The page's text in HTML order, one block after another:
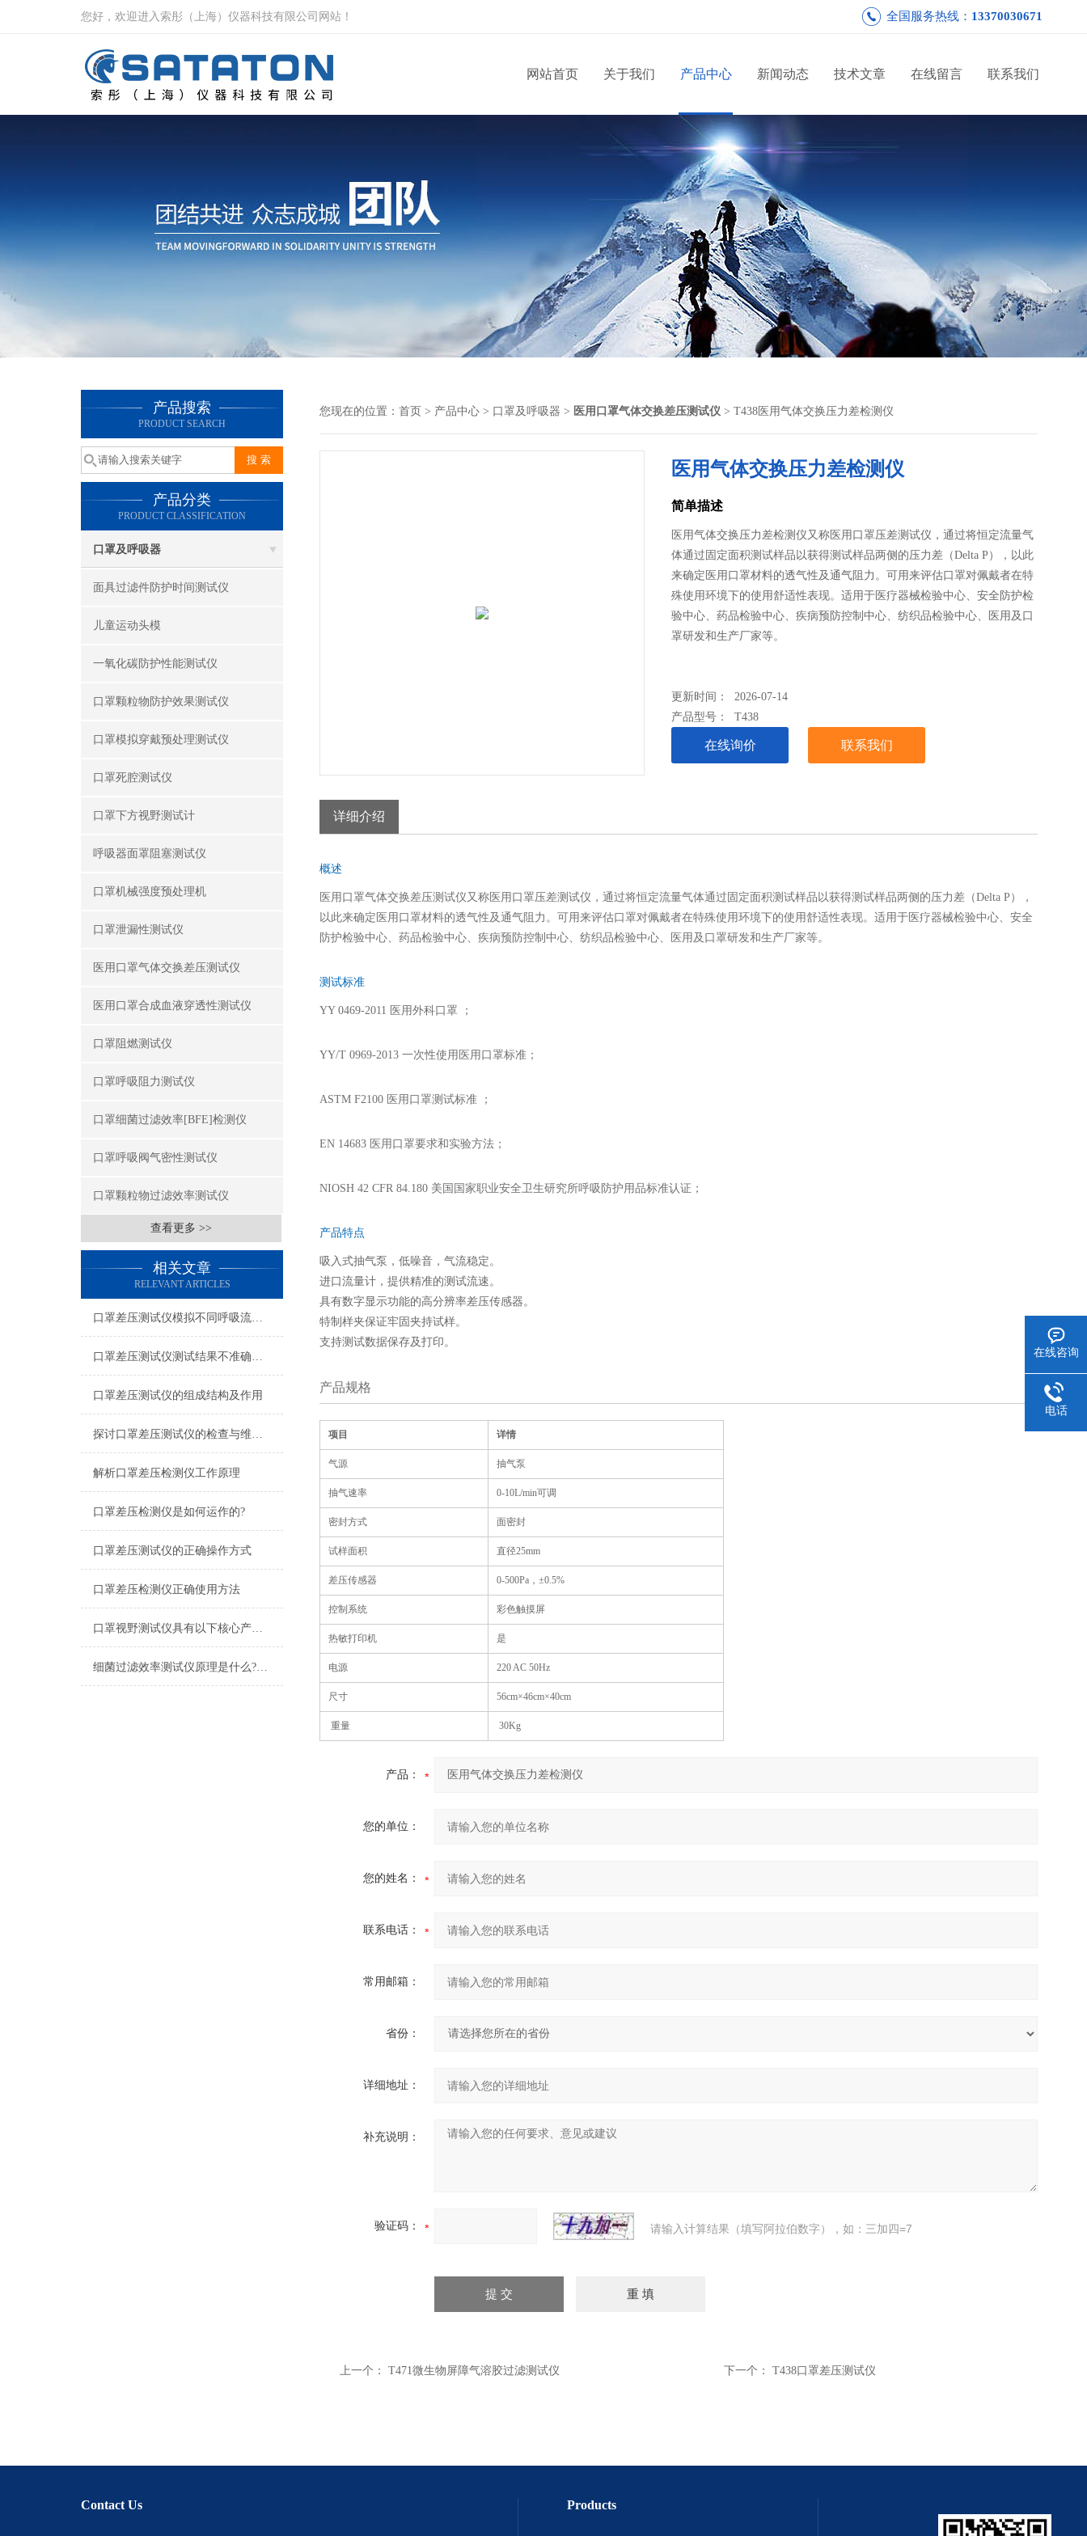
您好，欢迎进入索彤（上海）仪器科技有限公司网站！ 全国服务热线： 13370030671
网站首页 关于我们 产品中心 新闻动态 技术文章 在线留言 联系我们
产品搜索
PRODUCT SEARCH
产品分类
PRODUCT CLASSIFICATION
口罩及呼吸器
面具过滤件防护时间测试仪
儿童运动头模
一氧化碳防护性能测试仪
口罩颗粒物防护效果测试仪
口罩模拟穿戴预处理测试仪
口罩死腔测试仪
口罩下方视野测试计
呼吸器面罩阻塞测试仪
口罩机械强度预处理机
口罩泄漏性测试仪
医用口罩气体交换差压测试仪
医用口罩合成血液穿透性测试仪
口罩阻燃测试仪
口罩呼吸阻力测试仪
口罩细菌过滤效率[BFE]检测仪
口罩呼吸阀气密性测试仪
口罩颗粒物过滤效率测试仪
查看更多 >>
相关文章
RELEVANT ARTICLES
口罩差压测试仪模拟不同呼吸流量下的实际使用场景
口罩差压测试仪测试结果不准确怎么解决
口罩差压测试仪的组成结构及作用
探讨口罩差压测试仪的检查与维护工作
解析口罩差压检测仪工作原理
口罩差压检测仪是如何运作的?
口罩差压测试仪的正确操作方式
口罩差压检测仪正确使用方法
口罩视野测试仪具有以下核心产品特征
细菌过滤效率测试仪原理是什么?细菌过滤效率测试仪参数是多少
您现在的位置： 首页 > 产品中心 > 口罩及呼吸器 > 医用口罩气体交换差压测试仪 > T438医用气体交换压力差检测仪
医用气体交换压力差检测仪
简单描述
医用气体交换压力差检测仪又称医用口罩压差测试仪，通过将恒定流量气
体通过固定面积测试样品以获得测试样品两侧的压力差（Delta P），以此
来确定医用口罩材料的透气性及通气阻力。可用来评估口罩对佩戴者在特
殊使用环境下的使用舒适性表现。适用于医疗器械检验中心、安全防护检
验中心、药品检验中心、疾病预防控制中心、纺织品检验中心、医用及口
罩研发和生产厂家等。
更新时间： 2026-07-14
产品型号：T438
在线询价 联系我们
详细介绍
概述
医用口罩气体交换差压测试仪又称医用口罩压差测试仪，通过将恒定流量气体通过固定面积测试样品以获得测试样品两侧的压力差（Delta P），
以此来确定医用口罩材料的透气性及通气阻力。可用来评估口罩对佩戴者在特殊使用环境下的使用舒适性表现。适用于医疗器械检验中心、安全
防护检验中心、药品检验中心、疾病预防控制中心、纺织品检验中心、医用及口罩研发和生产厂家等。
测试标准
YY 0469-2011 医用外科口罩 ；
YY/T 0969-2013 一次性使用医用口罩标准；
ASTM F2100 医用口罩测试标准 ；
EN 14683 医用口罩要求和实验方法；
NIOSH 42 CFR 84.180 美国国家职业安全卫生研究所呼吸防护用品标准认证；
产品特点
吸入式抽气泵，低噪音，气流稳定。
进口流量计，提供精准的测试流速。
具有数字显示功能的高分辨率差压传感器。
特制样夹保证牢固夹持试样。
支持测试数据保存及打印。
产品规格
项目 详情
气源 抽气泵
抽气速率 0-10L/min可调
密封方式 面密封
试样面积 直径25mm
差压传感器 0-500Pa，±0.5%
控制系统 彩色触摸屏
热敏打印机 是
电源 220 AC 50Hz
尺寸 56cm×46cm×40cm
重量 30Kg
产品：
您的单位：
您的姓名：
联系电话：
常用邮箱：
省份：
详细地址：
补充说明：
验证码： 请输入计算结果（填写阿拉伯数字），如：三加四=7
上一个： T471微生物屏障气溶胶过滤测试仪 下一个： T438口罩差压测试仪
Contact Us Products
在线咨询
电话